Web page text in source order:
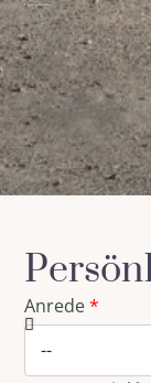
Tor zum Himalaya
Anrede